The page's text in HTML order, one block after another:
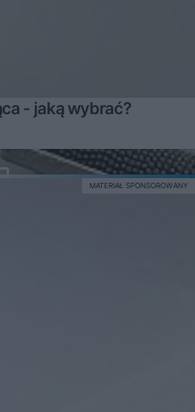
- jaką wybrać?
MATERIAŁ SPONSOROWANY